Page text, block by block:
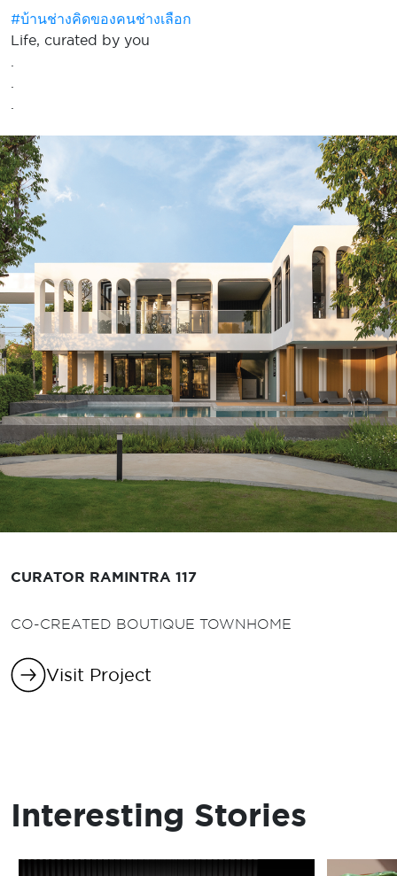
#บ้านช่างคิดของคนช่างเลือก
Life, curated by you
.
.
.
CURATOR RAMINTRA 117
CO-CREATED BOUTIQUE TOWNHOME
Visit Project
Interesting Stories